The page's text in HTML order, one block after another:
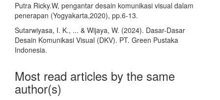
Putra Ricky.W, pengantar desain komunikasi visual dalam
penerapan (Yogyakarta,2020), pp.6-13.
Sutarwiyasa, I. K., ... & Wijaya, W. (2024). Dasar-Dasar
Desain Komunikasi Visual (DKV). PT. Green Pustaka
Indonesia.
Most read articles by the same
author(s)